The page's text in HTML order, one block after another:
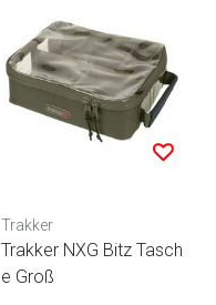
Trakker
Trakker NXG Bitz Tasch
e Groß